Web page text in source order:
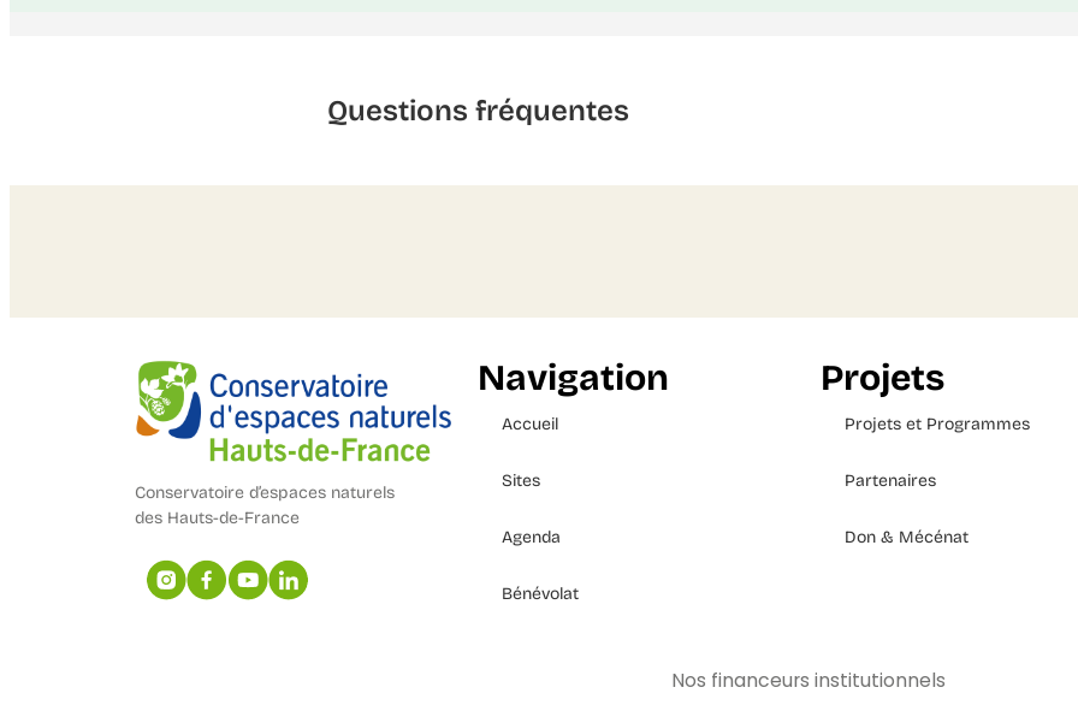
Questions fréquentes
Conservatoire d’espaces naturels
des Hauts-de-France
Navigation
Accueil
Sites
Agenda
Bénévolat
Projets
Projets et Programmes
Partenaires
Don & Mécénat
Nos financeurs institutionnels